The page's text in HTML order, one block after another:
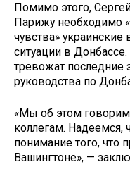
Помимо этого,
Парижу необходимо
чувства»
ситуации в
тревожат последние
руководства по
«Мы об этом
коллегам. Надеемся,
понимание того, что
Вашингтоне», —